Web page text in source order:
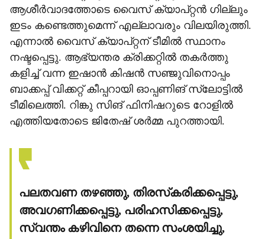
ആശീര്‍വാദത്തോടെ വൈസ് ക്യാപ്റ്റന്‍ ഗില്ലും
ഇടം കണ്ടെത്തുമെന്ന് എല്ലാവരും വിലയിരുത്തി.
എന്നാല്‍ വൈസ് ക്യാപ്റ്റന് ടീമില്‍ സ്ഥാനം
നഷ്ടപ്പെട്ടു. ആഭ്യന്തര ക്രിക്കറ്റില്‍ തകര്‍ത്തു
കളിച്ച് വന്ന ഇഷാന്‍ കിഷന്‍ സഞ്ജുവിനൊപ്പം
ബാക്കപ്പ് വിക്കറ്റ് കീപ്പറായി ഓപ്പണിങ് സ്ലോട്ടില്‍
ടീമിലെത്തി. റിങ്കു സിങ് ഫിനിഷറുടെ റോളില്‍
എത്തിയതോടെ ജിതേഷ് ശര്‍മ്മ പുറത്തായി.
പലതവണ തഴഞ്ഞു, തിരസ്‌കരിക്കപ്പെട്ടു,
അവഗണിക്കപ്പെട്ടു, പരിഹസിക്കപ്പെട്ടു,
സ്വന്തം കഴിവിനെ തന്നെ സംശയിച്ചു,